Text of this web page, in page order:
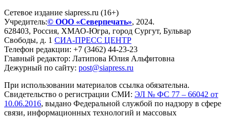
Сетевое издание siapress.ru (16+)
Учредитель:© ООО «Северпечать», 2024.
628403, Россия, ХМАО-Югра, город Сургут, Бульвар
Свободы, д. 1 СИА-ПРЕСС ЦЕНТР
Телефон редакции: +7 (3462) 44-23-23
Главный редактор: Латипова Юлия Альфитовна
Дежурный по сайту: post@siapress.ru
При использовании материалов ссылка обязательна.
Свидетельство о регистрации СМИ: ЭЛ № ФС 77 – 66042 от
10.06.2016, выдано Федеральной службой по надзору в сфере
связи, информационных технологий и массовых